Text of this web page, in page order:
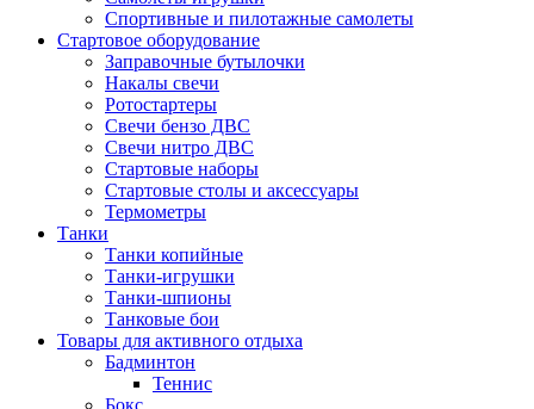
Спортивные и пилотажные самолеты
Стартовое оборудование
Заправочные бутылочки
Накалы свечи
Ротостартеры
Свечи бензо ДВС
Свечи нитро ДВС
Стартовые наборы
Стартовые столы и аксессуары
Термометры
Танки
Танки копийные
Танки-игрушки
Танки-шпионы
Танковые бои
Товары для активного отдыха
Бадминтон
Теннис
Бокс